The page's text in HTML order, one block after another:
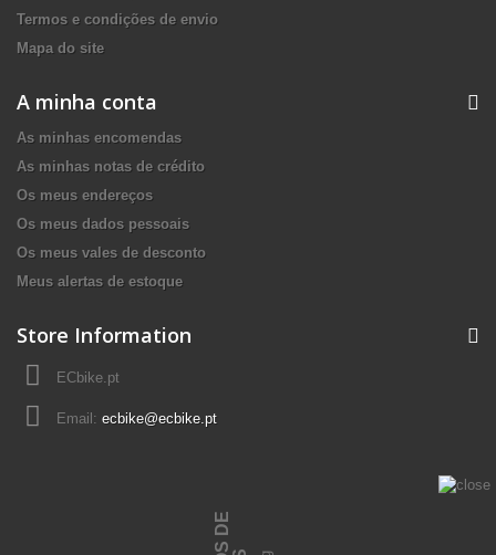
Termos e condições de envio
Mapa do site
A minha conta
As minhas encomendas
As minhas notas de crédito
Os meus endereços
Os meus dados pessoais
Os meus vales de desconto
Meus alertas de estoque
Store Information
ECbike.pt
Email: ecbike@ecbike.pt